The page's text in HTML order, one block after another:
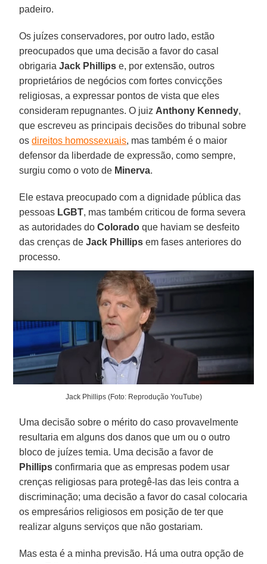
padeiro.
Os juízes conservadores, por outro lado, estão
preocupados que uma decisão a favor do casal
obrigariaJack Phillips e, por extensão, outros
proprietários de negócios com fortes convicções
religiosas, a expressar pontos de vista que eles
consideram repugnantes. O juiz Anthony Kennedy,
que escreveu as principais decisões do tribunal sobre
osdireitos homossexuais, mas também é o maior
defensor da liberdade de expressão, como sempre,
surgiu como o voto de Minerva.
Ele estava preocupado com a dignidade pública das
pessoas LGBT, mas também criticou de forma severa
as autoridades doColorado que haviam se desfeito
das crenças deJack Phillips em fases anteriores do
processo.
Jack Phillips (Foto: Reprodução YouTube)
Uma decisão sobre o mérito do caso provavelmente
resultaria em alguns dos danos que um ou o outro
bloco de juízes temia. Uma decisão a favor de
Phillips confirmaria que as empresas podem usar
crenças religiosas para protegê-las das leis contra a
discriminação; uma decisão a favor do casal colocaria
os empresários religiosos em posição de ter que
realizar alguns serviços que não gostariam.
Mas esta é a minha previsão. Há uma outra opção de